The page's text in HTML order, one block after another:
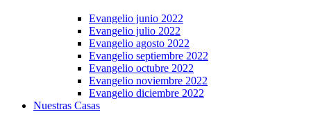
Evangelio junio 2022
Evangelio julio 2022
Evangelio agosto 2022
Evangelio septiembre 2022
Evangelio octubre 2022
Evangelio noviembre 2022
Evangelio diciembre 2022
Nuestras Casas